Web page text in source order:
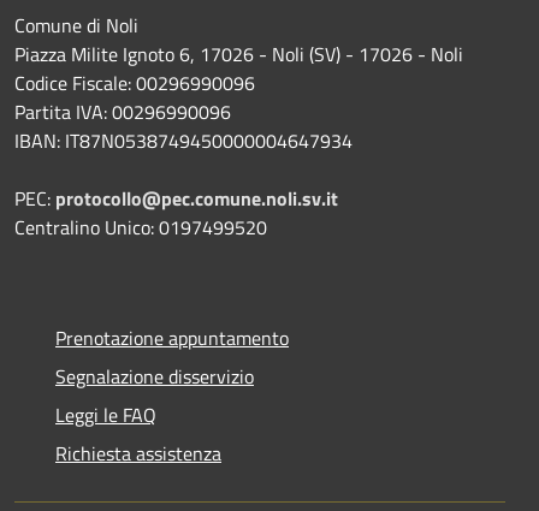
Comune di Noli
Piazza Milite Ignoto 6, 17026 - Noli (SV) - 17026 - Noli
Codice Fiscale: 00296990096
Partita IVA: 00296990096
IBAN: IT87N0538749450000004647934
PEC: protocollo@pec.comune.noli.sv.it
Centralino Unico: 0197499520
Prenotazione appuntamento
Segnalazione disservizio
Leggi le FAQ
Richiesta assistenza